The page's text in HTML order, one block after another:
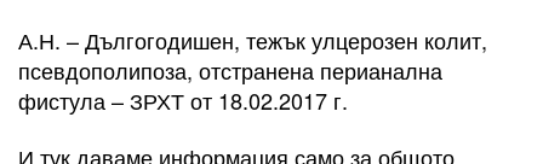
А.Н. – Дългогодишен, тежък улцерозен колит,
псевдополипоза, отстранена перианална
фистула – ЗРХТ от 18.02.2017 г.
И тук даваме информация само за общото